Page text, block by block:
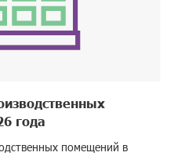
года
помещений в